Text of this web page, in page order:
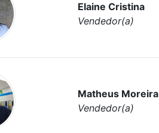
Elaine Cristina
Vendedor(a)
Matheus Moreira
Vendedor(a)